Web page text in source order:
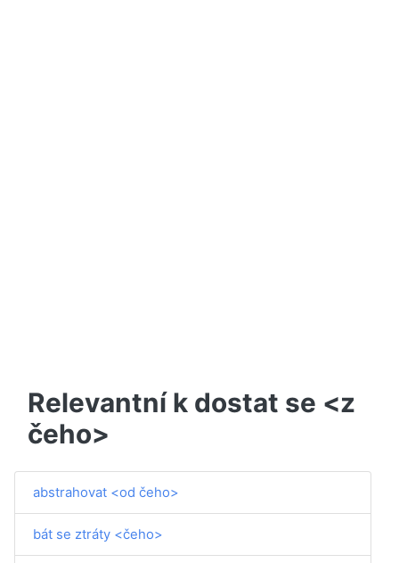
Relevantní k dostat se <z
čeho>
abstrahovat <od čeho>
bát se ztráty <čeho>